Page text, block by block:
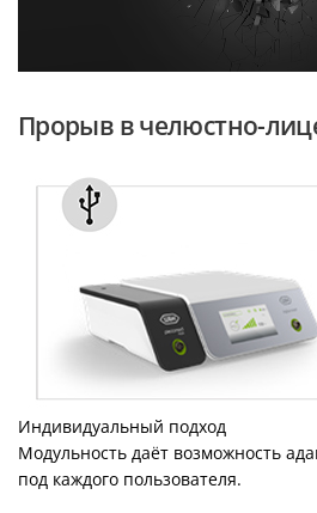
Прорыв в челюстно-
Индивидуальный подход
Модульность даёт возможность
под каждого пользователя.